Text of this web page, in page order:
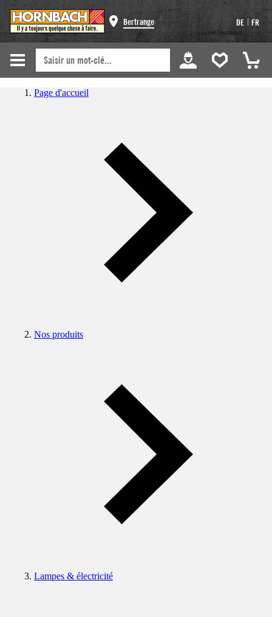
Bertrange DE | FR
Page d'accueil
Nos produits
Lampes & électricité